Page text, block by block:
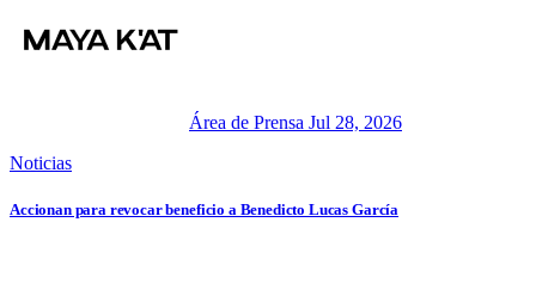
Área de Prensa Jul 28, 2026
Noticias
Accionan para revocar beneficio a Benedicto Lucas García